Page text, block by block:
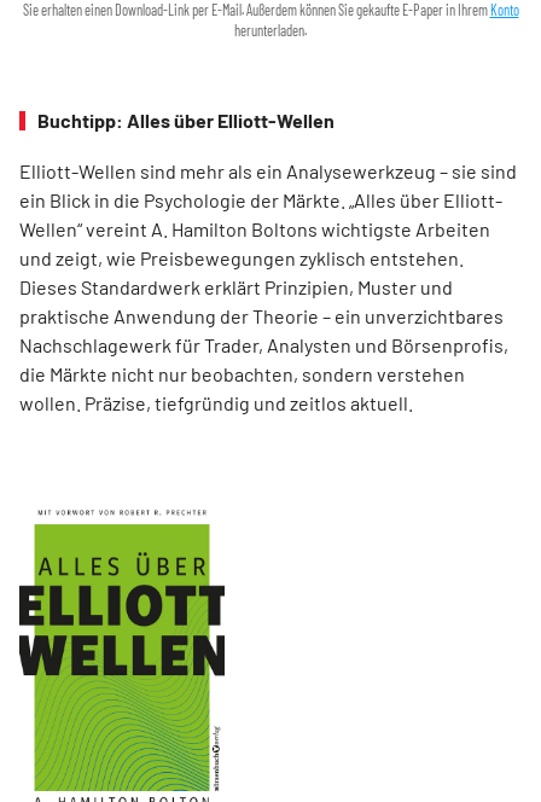
Sie erhalten einen Download-Link per E-Mail. Außerdem können Sie gekaufte E-Paper in Ihrem Konto
herunterladen.
Buchtipp: Alles über Elliott-Wellen
Elliott-Wellen sind mehr als ein Analysewerkzeug – sie sind
ein Blick in die Psychologie der Märkte. „Alles über Elliott-
Wellen“ vereint A. Hamilton Boltons wichtigste Arbeiten
und zeigt, wie Preisbewegungen zyklisch entstehen.
Dieses Standardwerk erklärt Prinzipien, Muster und
praktische Anwendung der Theorie – ein unverzichtbares
Nachschlagewerk für Trader, Analysten und Börsenprofis,
die Märkte nicht nur beobachten, sondern verstehen
wollen. Präzise, tiefgründig und zeitlos aktuell.